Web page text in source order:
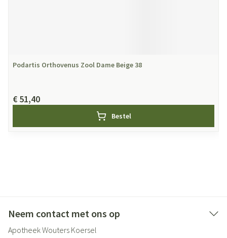
Podartis Orthovenus Zool Dame Beige 38
€ 51,40
Bestel
Neem contact met ons op
Apotheek Wouters Koersel